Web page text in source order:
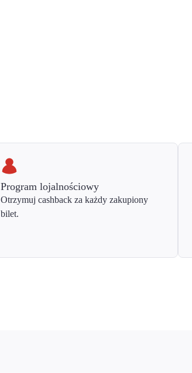
Program lojalnościowy
Otrzymuj cashback za każdy zakupiony
bilet.